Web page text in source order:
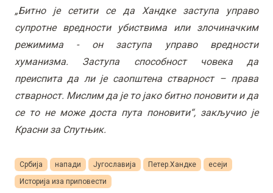
„Битно је сетити се да Хандке заступа управо
супротне вредности убиствима или злочиначким
режимима - он заступа управо вредности
хуманизма. Заступа способност човека да
преиспита да ли је саопштена стварност – права
стварност. Мислим да је то јако битно поновити и да
се то не може доста пута поновити“, закључио је
Красни за Спутњик.
Србија напади Југославија Петер.Хандке
есеји
Историја иза приповести